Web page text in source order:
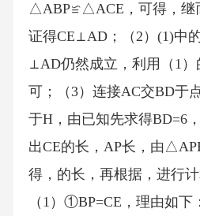
△ABP≌△ACE，可得，继
证得CE⊥AD；（2）(1)中
⊥AD仍然成立，利用（1）
可；（3）连接AC交BD于
于H，由已知先求得BD=6
出CE的长，AP长，由
得，的长，再根据，进行计
（1）①BP=CE，理由如